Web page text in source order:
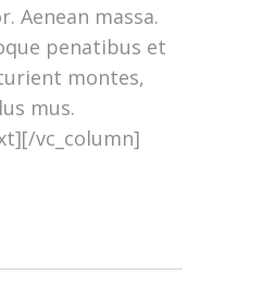
Aenean massa.
penatibus et
montes,
mus.
vc_column]